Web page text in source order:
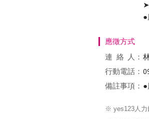
●
應徵方式
連絡
人：
行動電話：
備註事項： ●
※ yes123人力